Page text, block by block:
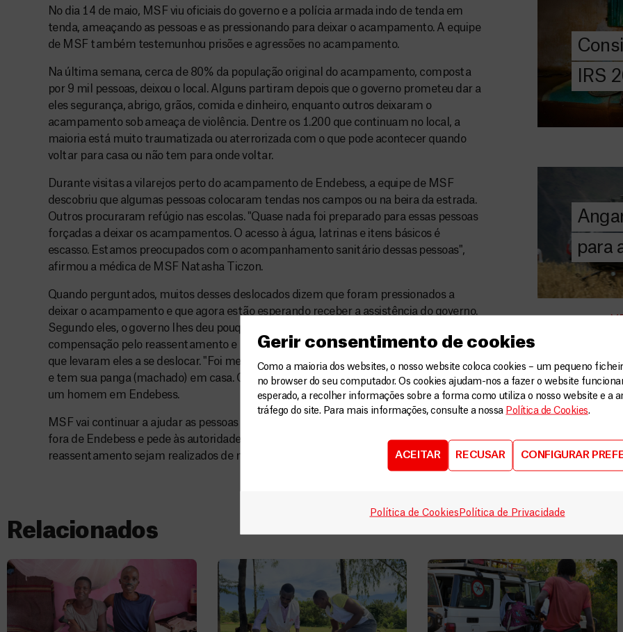
Gerir consentimento de cookies
Como a maioria dos websites, o nosso website coloca cookies – um pequeno
no browser do seu computador. Os cookies ajudam-nos a fazer o website
esperado, a recolher informações sobre a forma como utiliza o nosso website e a
tráfego do site. Para mais informações, consulte a nossa Política de Cookies.
ACEITAR RECUSAR CONFIGURAR
Política de Cookies Política de Privacidade
No dia 14 de maio, MSF viu oficiais do governo e a polícia armada indo de tenda em
tenda, ameaçando as pessoas e as pressionando para deixar o acampamento. A equipe
de MSF também testemunhou prisões e agressões no acampamento.
Na última semana, cerca de 80% da população original do acampamento, composta
por 9 mil pessoas, deixou o local. Alguns partiram depois que o governo prometeu dar a
eles segurança, abrigo, grãos, comida e dinheiro, enquanto outros deixaram o
acampamento sob ameaça de violência. Dentre os 1.200 que continuam no local, a
maioria está muito traumatizada ou aterrorizada com o que pode acontecer quando
voltar para casa ou não tem para onde voltar.
Durante visitas a vilarejos perto do acampamento de Endebess, a equipe de MSF
descobriu que algumas pessoas colocaram tendas nos campos ou na beira da estrada.
Outros procuraram refúgio nas escolas. "Quase nada foi preparado para essas pessoas
forçadas a deixar os acampamentos. O acesso à água, latrinas e itens básicos é
escasso. Estamos preocupados com o acompanhamento sanitário dessas pessoas",
afirmou a médica de MSF Natasha Ticzon.
Quando perguntados, muitos desses deslocados dizem que foram pressionados a
deixar o acampamento e que agora estão esperando receber a assistência do governo.
Segundo eles, o governo lhes deu pouquíssimo apoio, apesar das promessas de
compensação pelo reassentamento e menos ainda foi feito com relação aos motivos
que levaram eles a se deslocar. "Foi meu vizinho que nos levou embora. Ele ainda está lá
e tem sua panga (machado) em casa. Como podemos voltar nessas condições?", conta
um homem em Endebess.
MSF vai continuar a ajudar as pessoas afetadas pela violência pós-eleitoral dentro e
fora de Endebess e pede às autoridades que garantam que o retorno e o
reassentamento sejam realizados de maneira respeitosa, bem planejada e voluntária.
IRS
IRS: o que é,
preencher, e
MSF com o
DOE
AGORA
para
Angarie
A MSF
chegar
humanitária
DOE
AGORA
Relacionados